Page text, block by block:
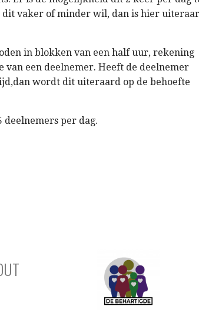
dit vaker of minder wil, dan is hier
in blokken van een half uur, rekening
van een deelnemer. Heeft de deelnemer
wordt dit uiteraard op de behoefte
deelnemers per dag.